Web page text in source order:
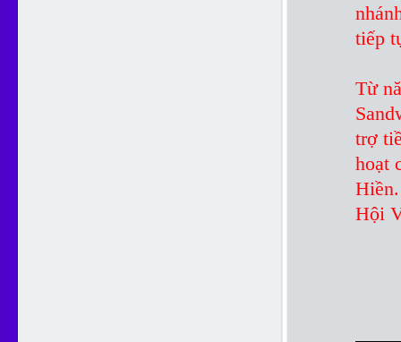
tiếp
Từ
trợ
hoạt
Hội